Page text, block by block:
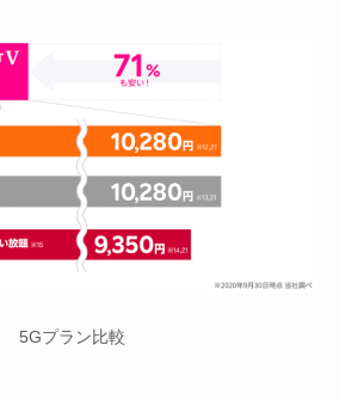
5Gプラン比較